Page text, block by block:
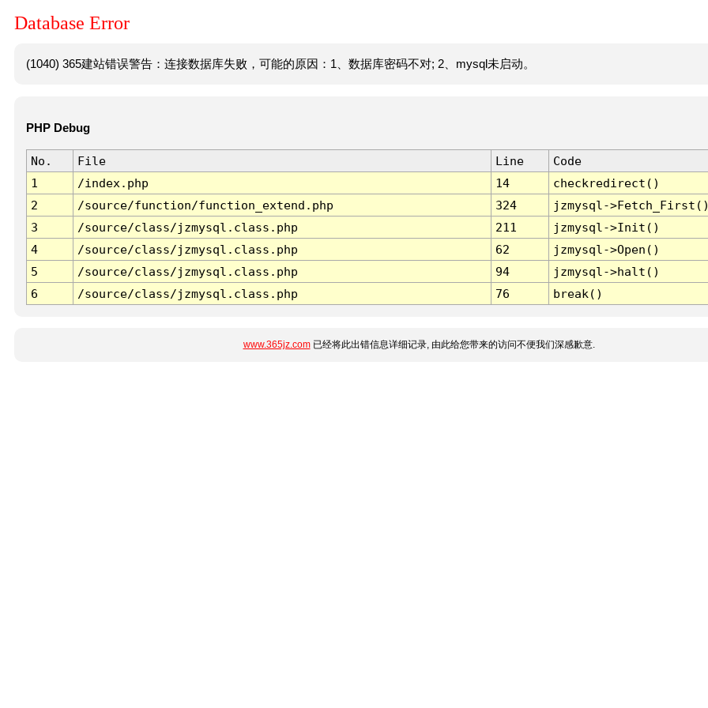
Database Error
(1040) 365建站错误警告：连接数据库失败，可能的原因：1、数据库密码不对; 2、mysql未启动。
PHP Debug
No. File Line
Code
1
/index.php 14
checkredirect()
2
/source/function/function_extend.php 324
jzmysql-
3
/source/class/jzmysql.class.php 211
jzmysql->Init()
4
/source/class/jzmysql.class.php 62
jzmysql->Open()
5
/source/class/jzmysql.class.php 94
jzmysql->halt()
6
/source/class/jzmysql.class.php 76 break()
www.365jz.com已经将此出错信息详细记录, 由此给您带来的访问不便我们深感歉意.